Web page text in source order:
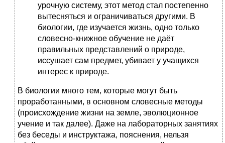
урочную систему, этот метод стал постепенно
вытесняться и ограничиваться другими. В
биологии, где изучается жизнь, одно только
словесно-книжное обучение не даёт
правильных представлений о природе,
иссушает сам предмет, убивает у учащихся
интерес к природе.
В биологии много тем, которые могут быть
проработанными, в основном словесные методы
(происхождение жизни на земле, эволюционное
учение и так далее). Даже на лабораторных занятиях
без беседы и инструктажа, пояснения, нельзя